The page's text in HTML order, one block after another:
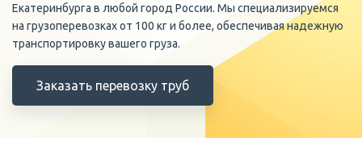
Екатеринбурга в любой город России. Мы специализируемся
на грузоперевозках от 100 кг и более, обеспечивая надежную
транспортировку вашего груза.
Заказать перевозку труб